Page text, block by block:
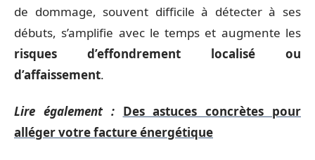
de dommage, souvent difficile à détecter à ses
débuts, s’amplifie avec le temps et augmente les
risques d’effondrement localisé ou
d’affaissement.
Lire également : Des astuces concrètes pour
alléger votre facture énergétique